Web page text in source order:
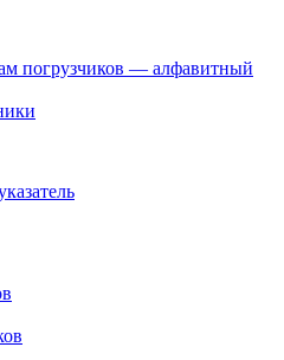
погрузчиков — алфавитный